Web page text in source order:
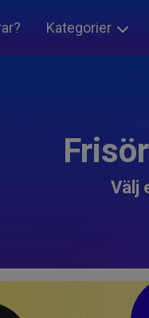
Kategorier
Välj